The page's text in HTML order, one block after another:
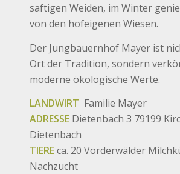
saftigen Weiden, im Winter
von den hofeigenen Wiesen.
Der Jungbauernhof Mayer ist
Ort der Tradition, sondern
moderne ökologische Werte.
LANDWIRT Familie Mayer
ADRESSE Dietenbach 3 79199
Dietenbach
TIEREca. 20 Vorderwälder
Nachzucht